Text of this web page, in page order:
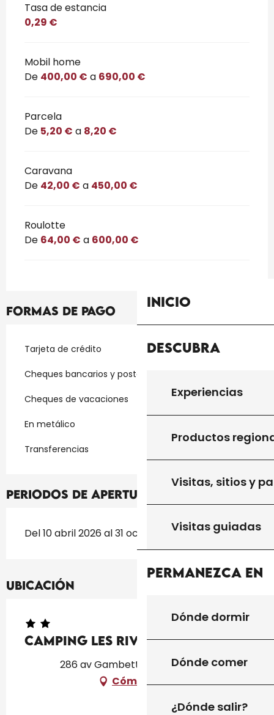
Inicio
Descubra
Experiencias
Productos
Visitas, sitios y
Visitas guiadas
Permanezca en
Dónde dormir
Dónde comer
¿Dónde salir?
Tasa de estancia
0,29 €
Mobil home
De 400,00 € a 690,00 €
Parcela
De 5,20 € a 8,20 €
Caravana
De 42,00 € a 450,00 €
Roulotte
De 64,00 € a 600,00 €
Formas de pago
Tarjeta de crédito
Cheques bancarios y postales
Cheques de vacaciones
En metálico
Transferencias
Periodos de apertura
Del 10 abril 2026 al 31 octubre 2026
Ubicación
Camping Les Rives du Lac
286 av Gambetta, 46250 Cazals
Cómo llegar